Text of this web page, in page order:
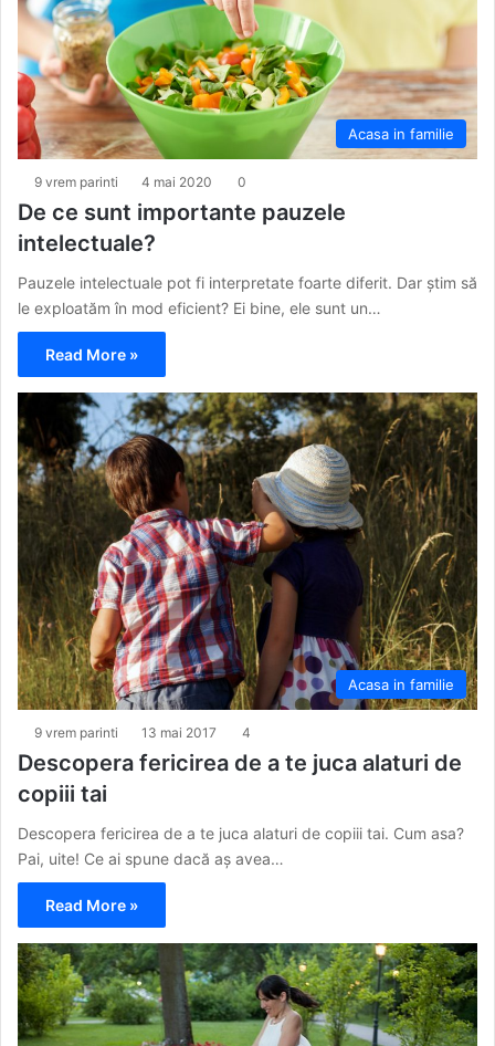
Acasa in familie
9 vrem parinti 4 mai 2020 0
De ce sunt importante pauzele
intelectuale?
Pauzele intelectuale pot fi interpretate foarte diferit. Dar știm să
le exploatăm în mod eficient? Ei bine, ele sunt un…
Read More »
Acasa in familie
9 vrem parinti 13 mai 2017 4
Descopera fericirea de a te juca alaturi de
copiii tai
Descopera fericirea de a te juca alaturi de copiii tai. Cum asa?
Pai, uite! Ce ai spune dacă aș avea…
Read More »